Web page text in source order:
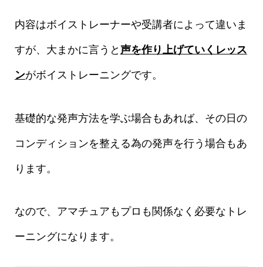
内容はボイストレーナーや受講者によって違いま
すが、大まかに言うと声を作り上げていくレッス
ンがボイストレーニングです。
基礎的な発声方法を学ぶ場合もあれば、その日の
コンディションを整える為の発声を行う場合もあ
ります。
なので、アマチュアもプロも関係なく必要なトレ
ーニングになります。